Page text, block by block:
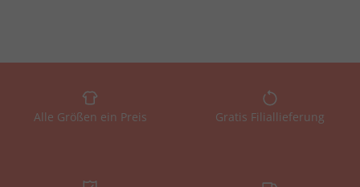
Alle Größen ein Preis Gratis Filiallieferung